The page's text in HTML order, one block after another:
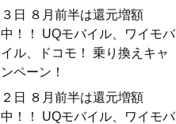
３日 ８月前半は還元増額
中！！ UQモバイル、ワイモバ
イル、ドコモ！ 乗り換えキャ
ンペーン！
２日 ８月前半は還元増額
中！！ UQモバイル、ワイモバ